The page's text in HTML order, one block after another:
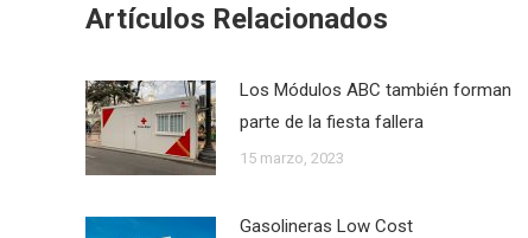
Artículos Relacionados
Los Módulos ABC también forman
parte de la fiesta fallera
15 marzo, 2023
Gasolineras Low Cost